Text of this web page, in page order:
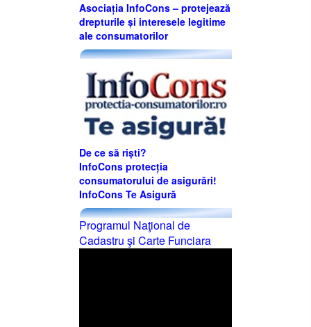
Asociația InfoCons – protejează
drepturile și interesele legitime
ale consumatorilor
De ce să riști?
InfoCons protecția
consumatorului de asigurări!
InfoCons Te Asigură
Programul Naţional de
Cadastru şi Carte Funciara